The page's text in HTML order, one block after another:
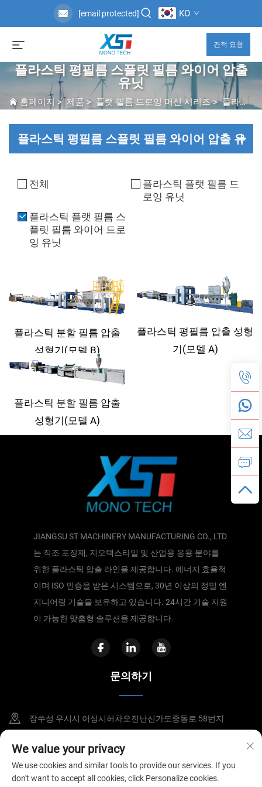
[email protected] KO
견적 요청
플라스틱 평필름 스플릿 필름 와이어 압출
유닛
홈페이지 >제품 > 플랫 필름 드로잉 머신 시리즈>플라스틱 평필름 스플릿 필름 와이어 압출 유닛
플라스틱 평필름 스플릿 필름 와이어 압출 유
전체
플라스틱 플랫 필름 드
로잉 유닛
플라스틱 플랫 필름 스
플릿 필름 와이어 드로
잉 유닛
플라스틱 분할 필름 압출
성형기(모델 B)
플라스틱 평필름 압출 성형
기(모델 A)
플라스틱 분할 필름 압출
성형기(모델 A)
JIANGSU ST MACHINERY MANUFACTURING CO., LTD
는 직조 포장재, 지오텍스타일 및 산업용 응용 분야를
위한 플라스틱 압출 라인을 제공합니다. 에너지 효율적
이며 ISO 인증을 받은 시스템으로, 30년 이상의 정밀 엔
지니어링 기술을 보유하고 있습니다. 24시간 기술 지원
이 가능한 맞춤형 솔루션을 제공합니다.
문의하기
장쑤성 우시시 이싱시허차오진난신가도중동로 58번지
8615295110588
[email protected]
We value your privacy
We use cookies and similar tools to provide our services. If you
don't want to accept all cookies, click Personalize cookies.